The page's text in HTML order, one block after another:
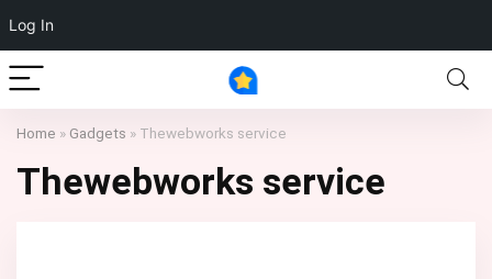
Log In
Home » Gadgets » Thewebworks service
Thewebworks service